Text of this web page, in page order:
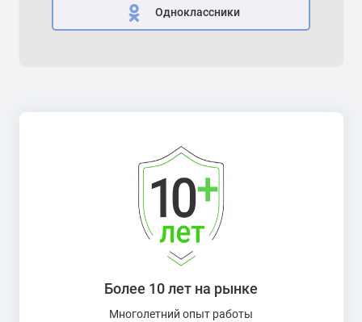
Одноклассники
Более 10 лет на рынке
Многолетний опыт работы